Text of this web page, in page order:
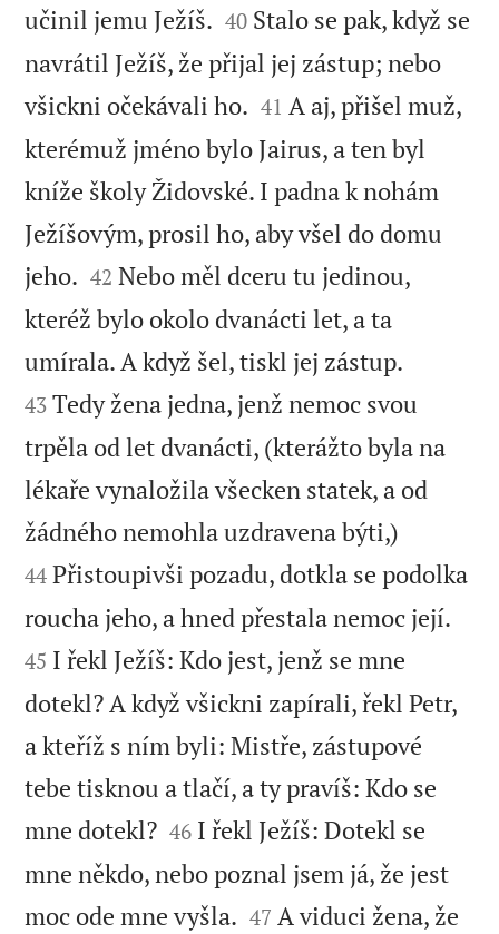
učinil jemu Ježíš. 

40 Stalo se pak, když se
navrátil Ježíš, že přijal jej zástup; nebo
všickni očekávali ho. 

41 A aj, přišel muž,
kterémuž jméno bylo Jairus, a ten byl
kníže školy Židovské. I padna k nohám
Ježíšovým, prosil ho, aby všel do domu
jeho. 

42 Nebo měl dceru tu jedinou,
kteréž bylo okolo dvanácti let, a ta
umírala. A když šel, tiskl jej zástup.
43 Tedy žena jedna, jenž nemoc svou
trpěla od let dvanácti, (kterážto byla na
lékaře vynaložila všecken statek, a od
žádného nemohla uzdravena býti,)
44 Přistoupivši pozadu, dotkla se podolka
roucha jeho, a hned přestala nemoc její.
45 I řekl Ježíš: Kdo jest, jenž se mne
dotekl? A když všickni zapírali, řekl Petr,
a kteříž s ním byli: Mistře, zástupové
tebe tisknou a tlačí, a ty pravíš: Kdo se
mne dotekl?
46 I řekl Ježíš: Dotekl se
mne někdo, nebo poznal jsem já, že jest
moc ode mne vyšla. 

47 A viduci žena, že